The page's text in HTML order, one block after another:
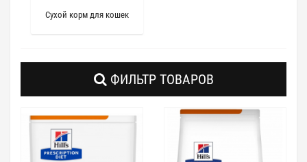
Сухой корм для кошек
ФИЛЬТР ТОВАРОВ